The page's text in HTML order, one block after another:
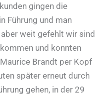
gingen die
Führung und man
weit gefehlt wir sind
und konnten
Brandt per Kopf
später erneut durch
gehen, in der 29